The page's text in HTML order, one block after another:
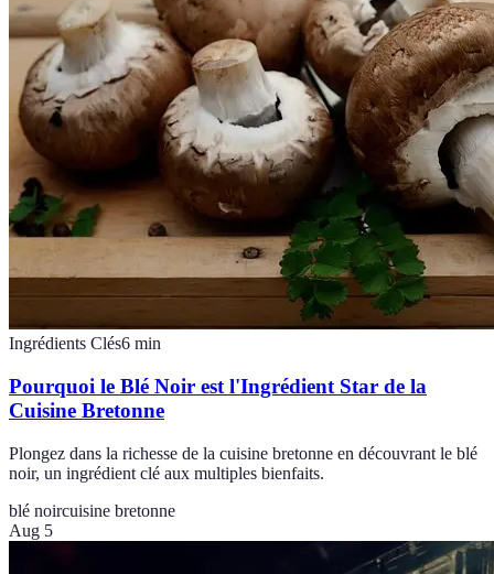
Ingrédients Clés6 min
Pourquoi le Blé Noir est l'Ingrédient Star de la
Cuisine Bretonne
Plongez dans la richesse de la cuisine bretonne en découvrant le blé
noir, un ingrédient clé aux multiples bienfaits.
blé noircuisine bretonne
Aug 5